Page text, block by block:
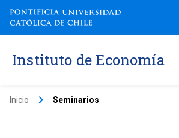
Instituto de Economía
Inicio keyboard_arrow_right Seminarios